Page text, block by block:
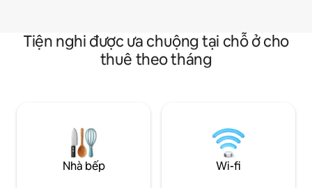
Tiện nghi được ưa chuộng tại chỗ ở cho
thuê theo tháng
Nhà bếp Wi-fi